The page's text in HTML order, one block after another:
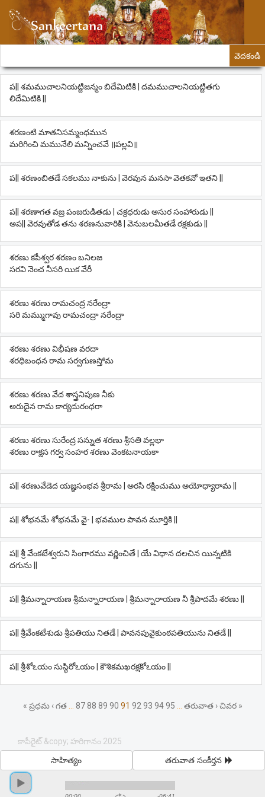
వెదకండి
ప|| శమముచాలనియట్టిజన్మం బిదేమిటికి | దమముచాలనియట్టితగు
లిదేమిటికి ||
శరణంటి మాతనిసమ్మంధమున
మరిగించి మమునేలి మన్నించవే ॥పల్లవి॥
ప|| శరణంబితడే సకలము నాకును | వెరవున మనసా వెతకవో ఇతని ||
ప|| శరణాగత వజ్ర పంజరుడితడు | చక్రధరుడు అసుర సంహారుడు ||
అప|| వెరవుతోడ తను శరణనువారికి | వెనుబలమీతడే రక్షకుడు ||
శరణు కపీశ్వర శరణం బనిలజ
సరవి నెంచ నీసరి యిక వేరీ
శరణు శరణు రామచంద్ర నరేంద్రా
సరి మమ్ముగావు రామచంద్రా నరేంద్రా
శరణు శరణు విభీషణ వరదా
శరధిబంధన రామ సర్వగుణస్తోమ
శరణు శరణు వేద శాస్త్రనిపుణ నీకు
అరుదైన రామ కార్యదురంధరా
శరణు శరణు సురేంద్ర సన్నుత శరణు శ్రీసతి వల్లభా
శరణు రాక్షస గర్వ సంహర శరణు వెంకటనాయకా
ప|| శరణువేడెద యజ్ఞసంభవ శ్రీరామ | అరసి రక్షించుము అయోధ్యారామ ||
ప|| శోభనమే శోభనమే వై- | భవముల పావన మూర్తికి ||
ప|| శ్రీ వేంకటేశ్వరుని సింగారము వర్ణించితే | యే విధాన దలచిన యిన్నటికి
దగును ||
ప|| శ్రీమన్నారాయణ శ్రీమన్నారాయణ | శ్రీమన్నారాయణ నీ శ్రీపాదమే శరణు ||
ప|| శ్రీవేంకటేశుడు శ్రీపతియు నితడే | పావనపువైకుంఠపతియును నితడే ||
ప|| శ్రీశోఽయం సుస్థిరోఽయం | కౌశికమఖరక్షకోఽయం ||
« ప్రధమ ‹ గత 87 88 89 90 91 92 93 94 95 తరువాత › చివర »
కాపీరైట్ &copy; హరిగానం 2025
తరువాత సంకీర్తన
సాహిత్యం